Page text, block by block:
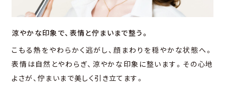
涼やかな印象で、 表情と佇まいまで整う。
こもる熱をやわらかく逃がし、顔まわりを穏やかな状態へ。
表情は⾃然とやわらぎ、涼やかな印象に整います。その⼼地
よさが、佇まいまで美しく引き⽴てます。